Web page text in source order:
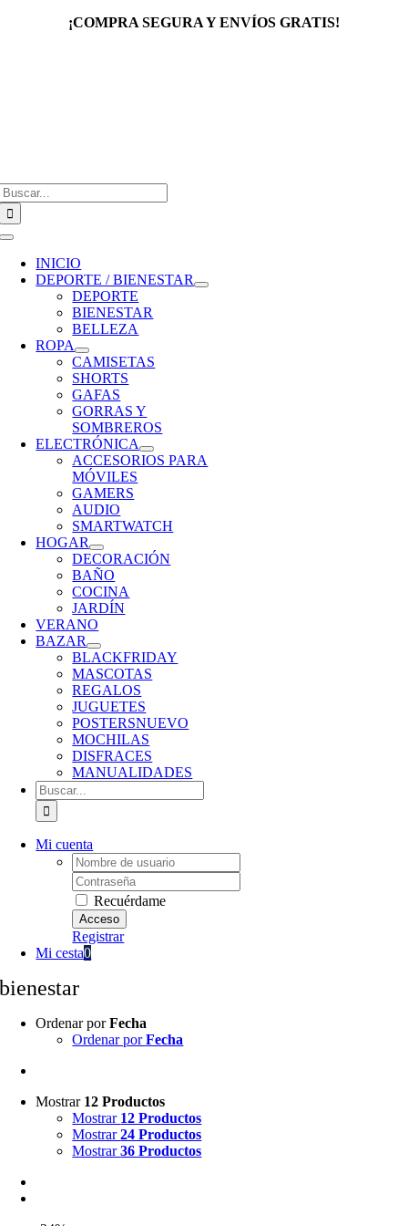
¡COMPRA SEGURA Y ENVÍOS GRATIS!
Toggle
Navigation
INICIO
DEPORTE / BIENESTAR
DEPORTE
BIENESTAR
BELLEZA
ROPA
CAMISETAS
SHORTS
GAFAS
GORRAS Y
SOMBREROS
ELECTRÓNICA
ACCESORIOS PARA
MÓVILES
GAMERS
AUDIO
SMARTWATCH
HOGAR
DECORACIÓN
BAÑO
COCINA
JARDÍN
VERANO
BAZAR
BLACKFRIDAY
MASCOTAS
REGALOS
JUGUETES
POSTERSNUEVO
MOCHILAS
DISFRACES
MANUALIDADES
Buscar:
Mi cuenta
Username:
Password:
Recuérdame
Registrar
Mi cesta0
bienestar
Ordenar porFecha
Ordenar porFecha
Mostrar 12 Productos
Mostrar 12 Productos
Mostrar24 Productos
Mostrar36 Productos